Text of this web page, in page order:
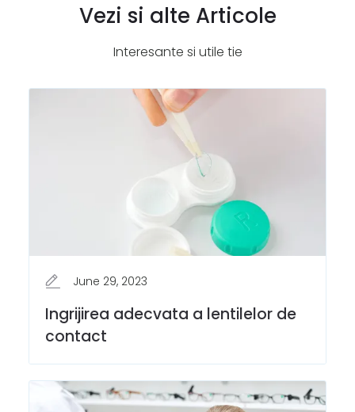
Vezi si alte Articole
Interesante si utile tie
June 29, 2023
Ingrijirea adecvata a lentilelor de
contact